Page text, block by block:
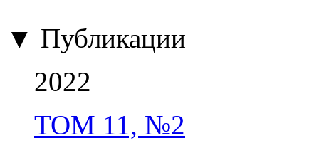
▼ Публикации
2022
ТОМ 11, №2